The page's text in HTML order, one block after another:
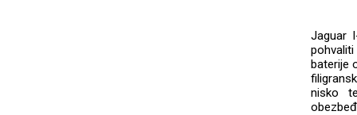
Jaguar
baterije
nisko